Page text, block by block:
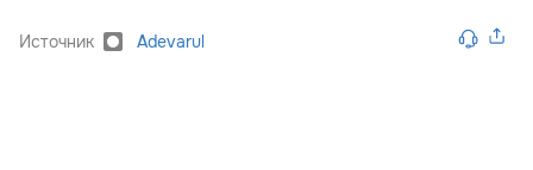
Источник Adevarul